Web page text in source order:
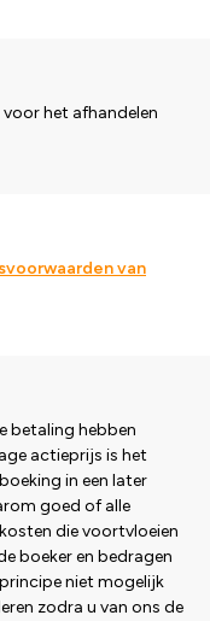
het afhandelen
van
betaling hebben
actieprijs is het
in een later
goed of alle
die voortvloeien
boeker en bedragen
niet mogelijk
zodra u van ons de